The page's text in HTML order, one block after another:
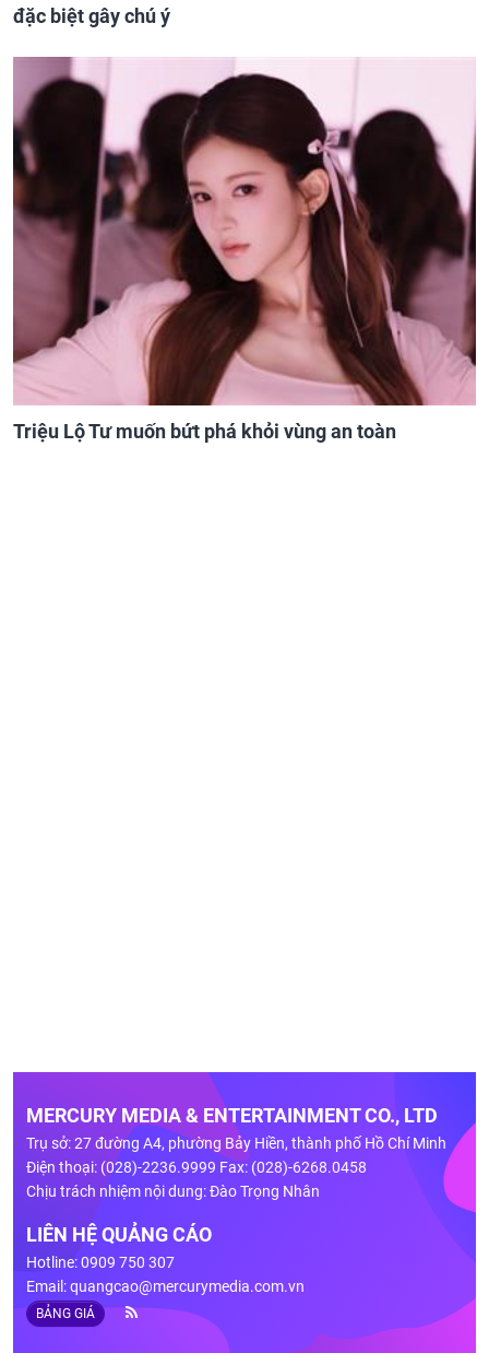
đặc biệt gây chú ý
Triệu Lộ Tư muốn bứt phá khỏi vùng an toàn
MERCURY MEDIA & ENTERTAINMENT CO., LTD
Trụ sở: 27 đường A4, phường Bảy Hiền, thành phố Hồ Chí Minh
Điện thoại: (028)-2236.9999 Fax: (028)-6268.0458
Chịu trách nhiệm nội dung: Đào Trọng Nhân
LIÊN HỆ QUẢNG CÁO
Hotline: 0909 750 307
Email:quangcao@mercurymedia.com.vn
BẢNG GIÁ